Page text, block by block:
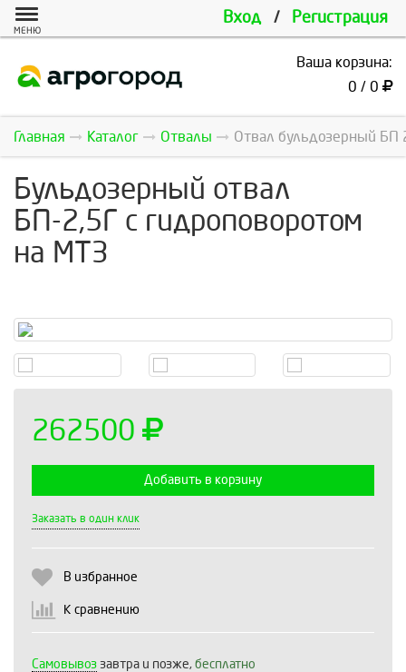
Вход / Регистрация
МЕНЮ
Ваша корзина:
0 / 0
Главная Каталог Отвалы Отвал бульдозерный БП
Бульдозерный отвал
БП-2,5Г с гидроповоротом
на МТЗ
262500
Добавить в корзину
Заказать в один клик
В избранное
К сравнению
Самовывоз завтра и позже, бесплатно